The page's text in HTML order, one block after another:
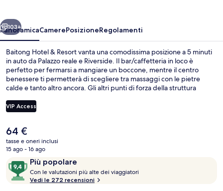
Avanti
103+
PanoramicaCamerePosizioneRegolamenti
Baitong Hotel & Resort vanta una comodissima posizione a 5 minuti
in auto da Palazzo reale e Riverside. Il bar/caffetteria in loco è
perfetto per fermarsi a mangiare un boccone, mentre il centro
benessere ti permetterà di scegliere tra massaggi con le pietre
calde e tanto altro ancora. Gli altri punti di forza della struttura
recensioni degli ospiti lodano il personale gentile della struttura.
VIP Access
Il
prezzo
attuale
64 €
64 €
tasse e oneri inclusi
15 ago - 16 ago
RecensioniPiù popolare
9,4
su
10,
Con le valutazioni più alte dei viaggiatori
Vedi le 272 recensioni